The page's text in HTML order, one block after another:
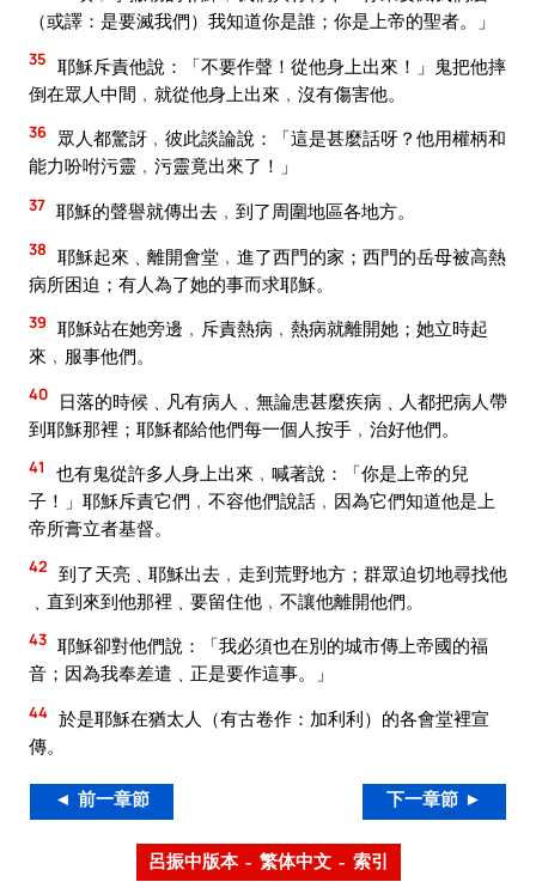
（或譯：是要滅我們）我知道你是誰；你是上帝的聖者。」
35 耶穌斥責他說：「不要作聲！從他身上出來！」鬼把他摔
倒在眾人中間﹐就從他身上出來﹐沒有傷害他。
36 眾人都驚訝﹐彼此談論說：「這是甚麼話呀？他用權柄和
能力吩咐污靈﹐污靈竟出來了！」
37 耶穌的聲譽就傳出去﹐到了周圍地區各地方。
38 耶穌起來﹑離開會堂﹐進了西門的家；西門的岳母被高熱
病所困迫；有人為了她的事而求耶穌。
39 耶穌站在她旁邊﹐斥責熱病﹐熱病就離開她；她立時起
來﹐服事他們。
40
日落的時候﹑凡有病人﹑無論患甚麼疾病﹑人都把病人帶
到耶穌那裡；耶穌都給他們每一個人按手﹐治好他們。
41
也有鬼從許多人身上出來﹐喊著說：「你是上帝的兒
子！」耶穌斥責它們﹐不容他們說話﹐因為它們知道他是上
帝所膏立者基督。
42 到了天亮﹑耶穌出去﹐走到荒野地方；群眾迫切地尋找他
﹑直到來到他那裡﹑要留住他﹐不讓他離開他們。
43 耶穌卻對他們說：「我必須也在別的城市傳上帝國的福
音；因為我奉差遣﹑正是要作這事。」
44 於是耶穌在猶太人（有古卷作：加利利）的各會堂裡宣
傳。
◄ 前一章節 下一章節 ►
呂振中版本 – 繁体中文 – 索引